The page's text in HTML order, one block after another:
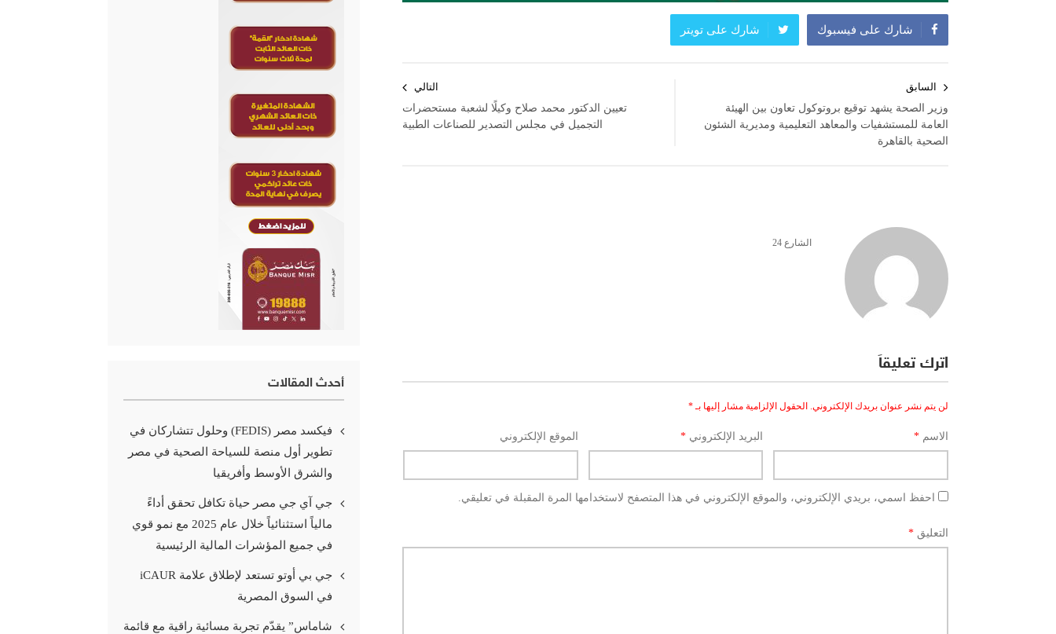
شارك على فيسبوك شارك على تويتر
المقالات
السابق
وزير الصحة يشهد توقيع بروتوكول تعاون بين الهيئة
العامة للمستشفيات والمعاهد التعليمية ومديرية الشئون
الصحية بالقاهرة
التالي
تعيين الدكتور محمد صلاح وكيلًا لشعبة مستحضرات
التجميل في مجلس التصدير للصناعات الطبية
الشارع 24
اترك تعليقاً
لن يتم نشر عنوان بريدك الإلكتروني. الحقول الإلزامية مشار إليها بـ*
الاسم * البريد الإلكتروني * الموقع الإلكتروني
احفظ اسمي، بريدي الإلكتروني، والموقع الإلكتروني في هذا المتصفح لاستخدامها المرة المقبلة في تعليقي.
التعليق *
أحدث المقالات
فيكسد مصر (FEDIS) وحلول تتشاركان في
تطوير أول منصة للسياحة الصحية في مصر
والشرق الأوسط وأفريقيا
جي آي جي مصر حياة تكافل تحقق أداءً
مالياً استثنائياً خلال عام 2025 مع نمو قوي
في جميع المؤشرات المالية الرئيسية
جي بي أوتو تستعد لإطلاق علامة iCAUR
في السوق المصرية
شاماس” يقدّم تجربة مسائية راقية مع قائمة